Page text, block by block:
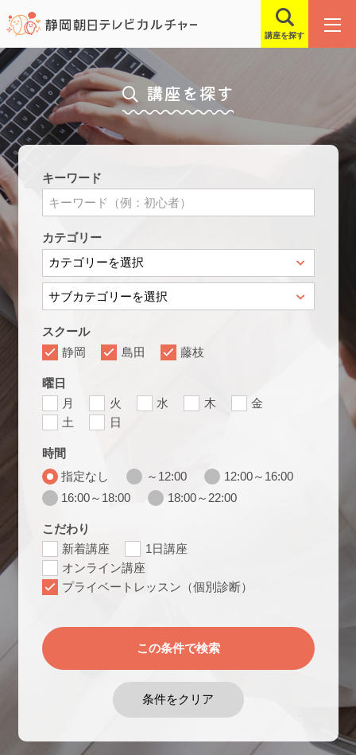
講座を探す
講座を探す
キーワード
カテゴリー
スクール
静岡
島田 藤枝
曜日
月
火 水 木
金
土
日
時間
指定なし
～12:00
12:00～16:00
16:00～18:00
18:00～22:00
こだわり
新着講座
1日講座
オンライン講座
プライベートレッスン（個別診断）